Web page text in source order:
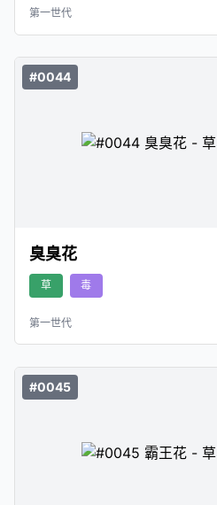
第一世代
#0044
臭臭花
草 毒
第一世代
#0045